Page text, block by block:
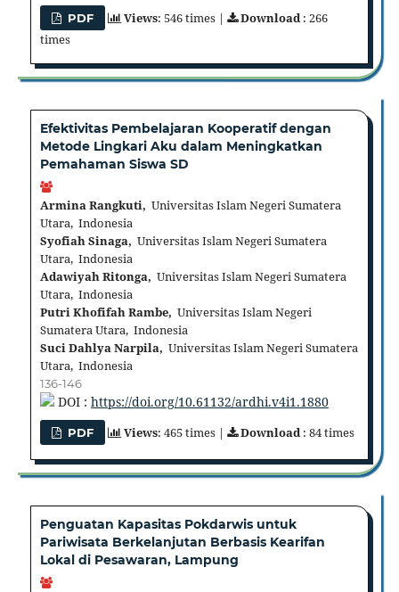
PDF Views: 546 times | Download: 266
times
Efektivitas Pembelajaran Kooperatif dengan
Metode Lingkari Aku dalam Meningkatkan
Pemahaman Siswa SD
Armina Rangkuti, Universitas Islam Negeri Sumatera
Utara, Indonesia
Syofiah Sinaga, Universitas Islam Negeri Sumatera
Utara, Indonesia
Adawiyah Ritonga, Universitas Islam Negeri Sumatera
Utara, Indonesia
Putri Khofifah Rambe, Universitas Islam Negeri
Sumatera Utara, Indonesia
Suci Dahlya Narpila, Universitas Islam Negeri Sumatera
Utara, Indonesia
136-146
DOI : https://doi.org/10.61132/ardhi.v4i1.1880
PDF Views: 465 times | Download: 84 times
Penguatan Kapasitas Pokdarwis untuk
Pariwisata Berkelanjutan Berbasis Kearifan
Lokal di Pesawaran, Lampung